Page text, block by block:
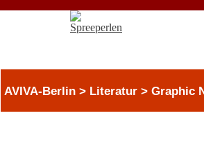
AVIVA-Berlin > Literatur > Graphic